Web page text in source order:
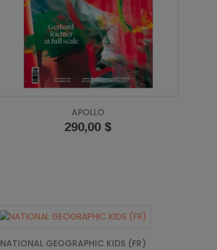
APOLLO
Prix
290,00 $
NATIONAL GEOGRAPHIC KIDS (FR)